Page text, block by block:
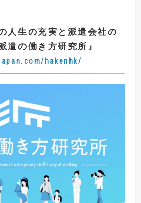
人生の充実と派遣会社の
遣の働き方研究所 』
hakenhk/